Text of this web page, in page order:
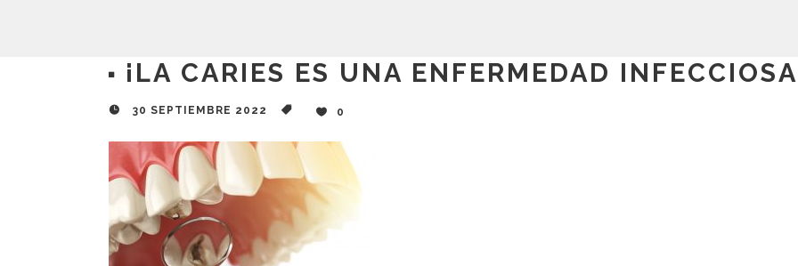
¡LA CARIES ES UNA ENFERMEDAD
30 SEPTIEMBRE 2022 0